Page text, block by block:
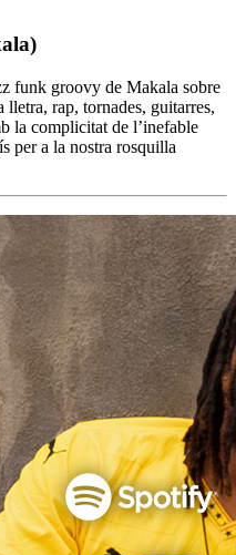
funk groovy de Makala sobre
rap, tornades, guitarres,
la complicitat de l’inefable
per a la nostra rosquilla